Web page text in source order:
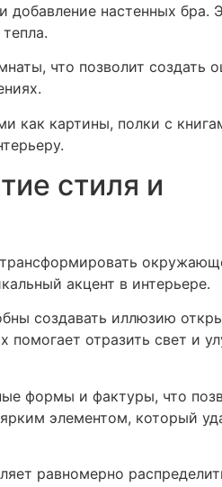
добавление настенных бра.
что позволит создать
как картины, полки с
стиля и
трансформировать
акцент в интерьере.
создавать иллюзию
отразить свет и
формы и фактуры, что
элементом, который
равномерно